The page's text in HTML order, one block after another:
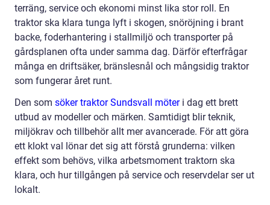
terräng, service och ekonomi minst lika stor roll. En
traktor ska klara tunga lyft i skogen, snöröjning i brant
backe, foderhantering i stallmiljö och transporter på
gårdsplanen ofta under samma dag. Därför efterfrågar
många en driftsäker, bränslesnål och mångsidig traktor
som fungerar året runt.
Den som söker traktor Sundsvall möteri dag ett brett
utbud av modeller och märken. Samtidigt blir teknik,
miljökrav och tillbehör allt mer avancerade. För att göra
ett klokt val lönar det sig att förstå grunderna: vilken
effekt som behövs, vilka arbetsmoment traktorn ska
klara, och hur tillgången på service och reservdelar ser ut
lokalt.